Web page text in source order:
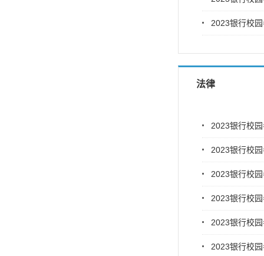
2023银行校
法律
2023银行校
2023银行校
2023银行校
2023银行校
2023银行校
2023银行校